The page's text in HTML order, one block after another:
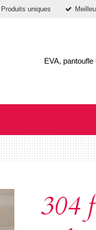
Produits uniques
EVA, pantoufle
304